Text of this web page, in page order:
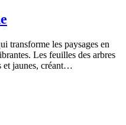
transforme les paysages en
Les feuilles des arbres
et jaunes, créant…